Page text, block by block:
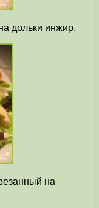
дольки инжир.
на